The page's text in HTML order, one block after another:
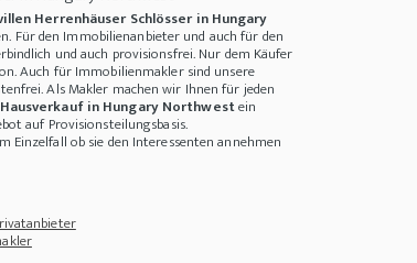
Guerrilla Gardening und Flower Bombing+++
Herrenhäuser Schlösser in Hungary
Für den Immobilienanbieter und auch für den
und auch provisionsfrei. Nur dem Käufer
Auch für Immobilienmakler sind unsere
Als Makler machen wir Ihnen für jeden
Hausverkauf in Hungary Northwestein
auf Provisionsteilungsbasis.
Einzelfall ob sie den Interessenten annehmen